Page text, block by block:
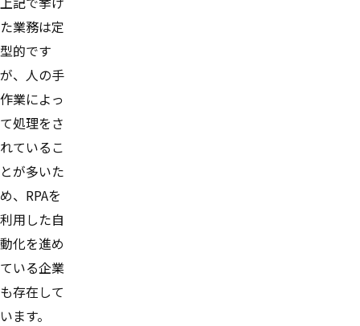
た業務は定
型的です
が、人の手
作業によっ
て処理をさ
れているこ
とが多いた
め、RPAを
利用した自
動化を進め
ている企業
も存在して
います。